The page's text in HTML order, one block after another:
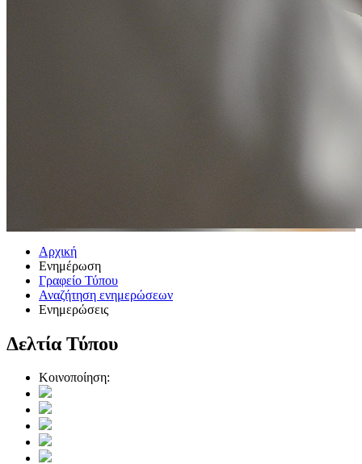
Αρχική
Ενημέρωση
Γραφείο Τύπου
Αναζήτηση ενημερώσεων
Ενημερώσεις
Δελτία Τύπου
Κοινοποίηση: